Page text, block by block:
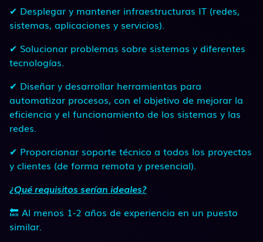
✔ Desplegar y mantener infraestructuras IT (redes,
sistemas, aplicaciones y servicios).
✔ Solucionar problemas sobre sistemas y diferentes
tecnologías.
✔ Diseñar y desarrollar herramientas para
automatizar procesos, con el objetivo de mejorar la
eficiencia y el funcionamiento de los sistemas y las
redes.
✔ Proporcionar soporte técnico a todos los proyectos
y clientes (de forma remota y presencial).
¿Qué requisitos serían ideales?
🔙 Al menos 1-2 años de experiencia en un puesto
similar.